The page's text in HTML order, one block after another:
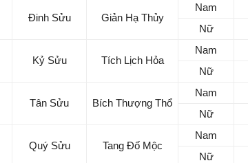
Đinh Sửu Giản Hạ Thủy
Nam
Nữ
Kỷ Sửu Tích Lịch Hỏa
Nam
Nữ
Tân Sửu Bích Thượng Thổ
Nam
Nữ
Quý Sửu Tang Đố Mộc
Nam
Nữ